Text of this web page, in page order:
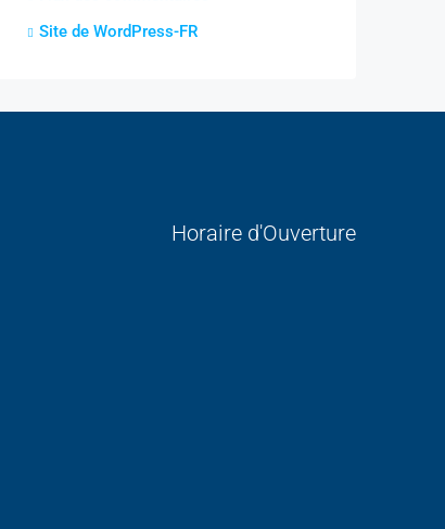
Site de WordPress-FR
Horaire d'Ouverture